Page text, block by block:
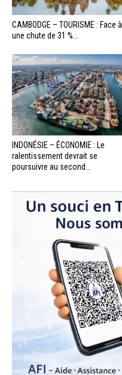
CAMBODGE – TOURISME : Face à
une chute de 31 %...
INDONÉSIE – ÉCONOMIE : Le
ralentissement devrait se
poursuivre au second...